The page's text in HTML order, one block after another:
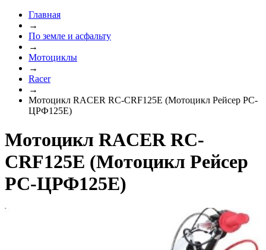
Главная
→
По земле и асфальту
→
Мотоциклы
→
Racer
→
Мотоцикл RACER RC-CRF125E (Мотоцикл Рейсер РС-
ЦРФ125Е)
Мотоцикл RACER RC-
CRF125E (Мотоцикл Рейсер
РС-ЦРФ125Е)